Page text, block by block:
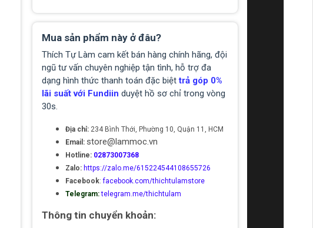
Mua sản phẩm này ở đâu?
Thích Tự Làm cam kết bán hàng chính hãng, đội
ngũ tư vấn chuyên nghiệp tận tình, hỗ trợ đa
dạng hình thức thanh toán đặc biệttrả góp 0%
lãi suất với Fundiin duyệt hồ sơ chỉ trong vòng
30s.
Địa chỉ: 234 Bình Thới, Phường 10, Quận 11, HCM
Email: store@lammoc.vn
Hotline: 02873007368
Zalo: https://zalo.me/615224544108655726
Facebook:facebook.com/thichtulamstore
Telegram: telegram.me/thichtulam
Thông tin chuyển khoản: